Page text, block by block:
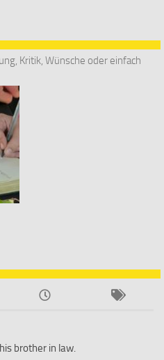
Kritik, Wünsche oder einfach
brother in law.